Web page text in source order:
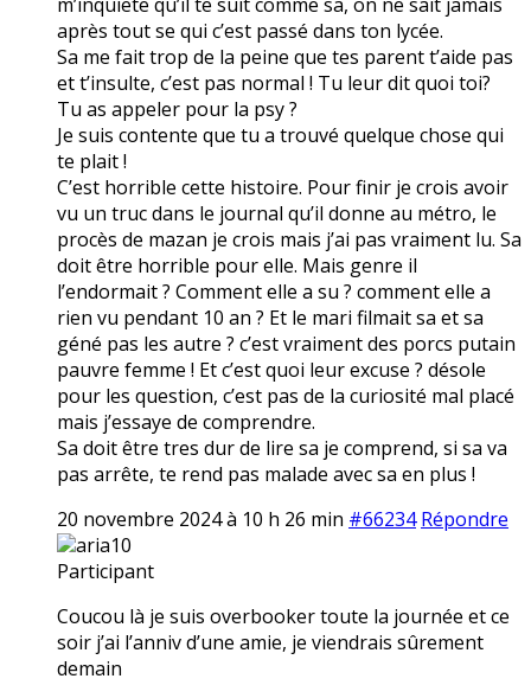
après tout se qui c’est passé dans ton lycée.
Sa me fait trop de la peine que tes parent t’aide pas
et t’insulte, c’est pas normal ! Tu leur dit quoi toi?
Tu as appeler pour la psy ?
Je suis contente que tu a trouvé quelque chose qui
te plait !
C’est horrible cette histoire. Pour finir je crois avoir
vu un truc dans le journal qu’il donne au métro, le
procès de mazan je crois mais j’ai pas vraiment lu. Sa
doit être horrible pour elle. Mais genre il
l’endormait ? Comment elle a su ? comment elle a
rien vu pendant 10 an ? Et le mari filmait sa et sa
géné pas les autre ? c’est vraiment des porcs putain
pauvre femme ! Et c’est quoi leur excuse ? désole
pour les question, c’est pas de la curiosité mal placé
mais j’essaye de comprendre.
Sa doit être tres dur de lire sa je comprend, si sa va
pas arrête, te rend pas malade avec sa en plus !
20 novembre 2024 à 10 h 26 min #66234 Répondre
aria10
Participant
Coucou là je suis overbooker toute la journée et ce
soir j’ai l’anniv d’une amie, je viendrais sûrement
demain